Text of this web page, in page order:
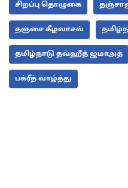
சிறப்பு தொழுகை
தஞ்சை கீழவாசல்
தமிழ்நாடு தவ்ஹீத் ஜமாஅத்
பக்ரீத் வாழ்த்து